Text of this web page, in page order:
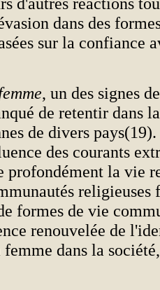
dans des
sur la confiance
, un des signes
de retentir dans
de divers
des courants
profondément la vie
religieuses
formes de vie
renouvelée de
dans la